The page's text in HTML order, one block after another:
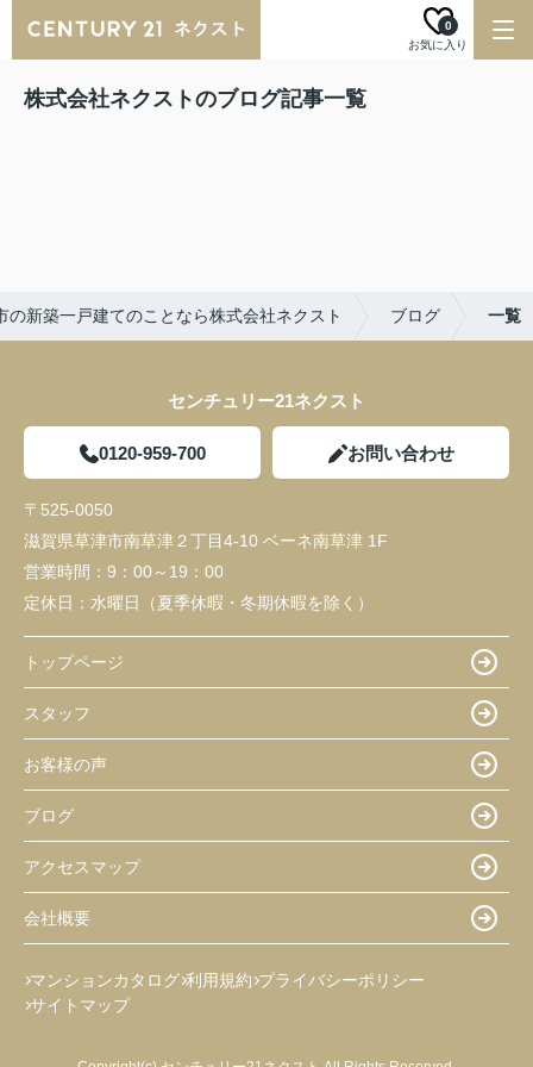
お気に入り
0
株式会社ネクストのブログ記事一覧
の新築一戸建てのことなら株式会社ネクスト ブログ 一覧
センチュリー21ネクスト
0120-959-700 お問い合わせ
〒525-0050
滋賀県草津市南草津２丁目4-10 ベーネ南草津 1F
営業時間： 9：00～19：00
定休日： 水曜日（夏季休暇・冬期休暇を除く）
トップページ
スタッフ
お客様の声
ブログ
アクセスマップ
会社概要
マンションカタログ 利用規約 プライバシーポリシー
サイトマップ